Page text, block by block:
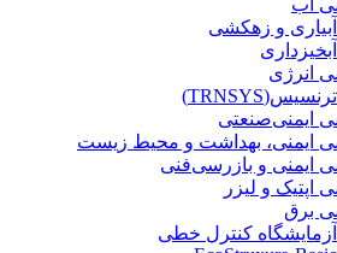
آبیاری و زهکشی
آبخیزداری
انرژی
ترنسیس(TRNSYS)
ایمنی‌صنعتی
ایمنی، بهداشت و محیط زیست
ایمنی‌ و‌ بازرسی‌فنی
اپتیک و لیزر
برق
آزمایشگاه کنترل خطی